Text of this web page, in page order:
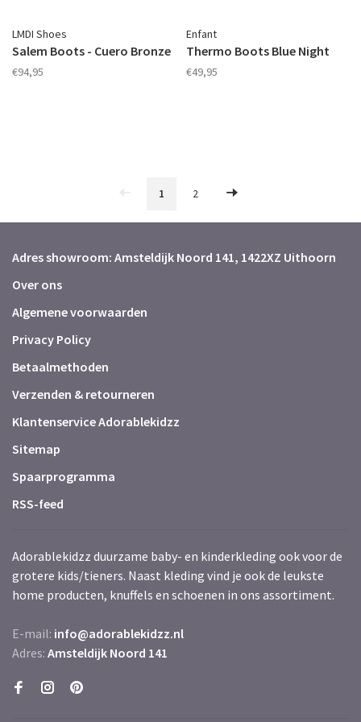
LMDI Shoes
Salem Boots - Cuero Bronze
€94,95
Enfant
Thermo Boots Blue Night
€49,95
1 2
Adres showroom: Amsteldijk Noord 141, 1422XZ Uithoorn
Over ons
Algemene voorwaarden
Privacy Policy
Betaalmethoden
Verzenden & retourneren
Klantenservice Adorablekidzz
Sitemap
Spaarprogramma
RSS-feed
Adorablekidzz duurzame baby- en kinderkleding ook voor de
grotere kids/tieners. Naast kleding vind je ook de leukste
home producten, knuffels en schoenen in ons assortiment.
E-mail: info@adorablekidzz.nl
Adres: Amsteldijk Noord 141